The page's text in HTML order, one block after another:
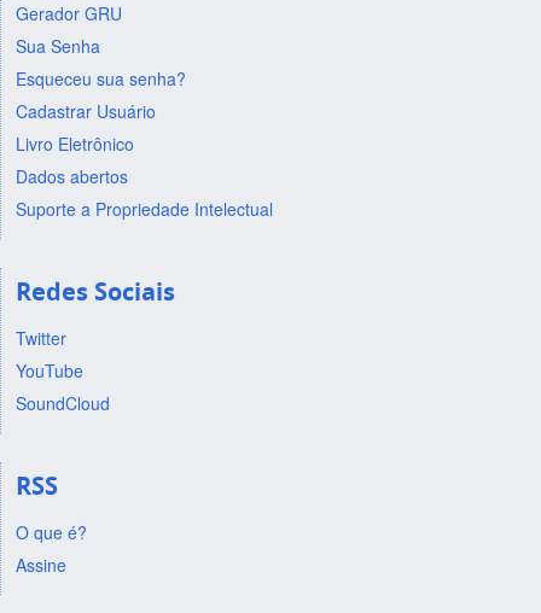
Gerador GRU
Sua Senha
Esqueceu sua senha?
Cadastrar Usuário
Livro Eletrônico
Dados abertos
Suporte a Propriedade Intelectual
Redes Sociais
Twitter
YouTube
SoundCloud
RSS
O que é?
Assine